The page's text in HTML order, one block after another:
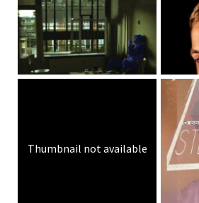
Thumbnail not available